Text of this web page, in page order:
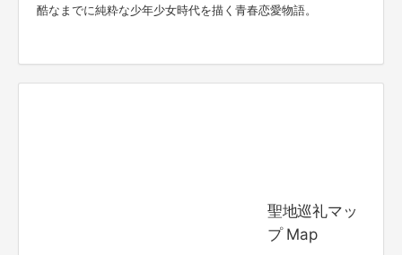
酷なまでに純粋な少年少女時代を描く青春恋愛物語。
聖地巡礼マッ
プ Map